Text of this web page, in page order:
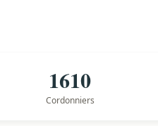
1610
Cordonniers